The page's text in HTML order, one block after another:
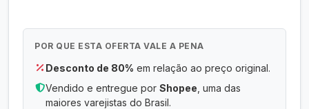
POR QUE ESTA OFERTA VALE A PENA
Desconto de 80% em relação ao preço original.
Vendido e entregue por Shopee , uma das
maiores varejistas do Brasil.